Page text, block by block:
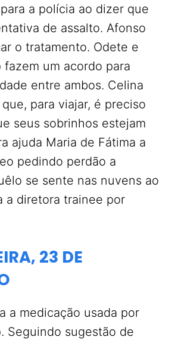
a polícia ao dizer que
de assalto. Afonso
o tratamento. Odete e
fazem um acordo para
entre ambos. Celina
para viajar, é preciso
seus sobrinhos estejam
ajuda Maria de Fátima a
pedindo perdão a
se sente nas nuvens ao
a diretora trainee por
23 DE
a medicação usada por
Seguindo sugestão de